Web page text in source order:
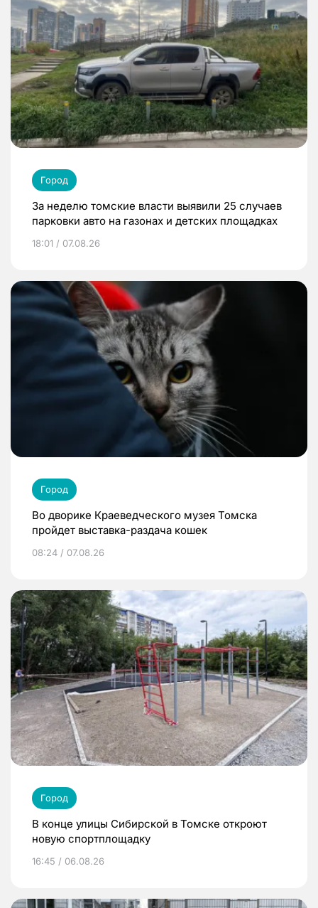
Город
За неделю томские власти выявили 25 случаев
парковки авто на газонах и детских площадках
18:01 / 07.08.26
Город
Во дворике Краеведческого музея Томска
пройдет выставка-раздача кошек
08:24 / 07.08.26
Город
В конце улицы Сибирской в Томске откроют
новую спортплощадку
16:45 / 06.08.26